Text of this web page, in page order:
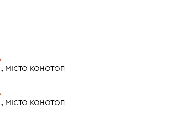
МІСТО КОНОТОП
МІСТО КОНОТОП